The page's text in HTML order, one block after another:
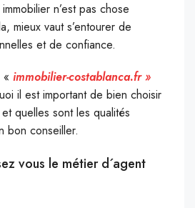
n’est pas chose
mieux vaut s’entourer de
et de confiance.
« immobilier-costablanca.fr »
il est important de bien choisir
quelles sont les qualités
bon conseiller.
vous le métier d´agent